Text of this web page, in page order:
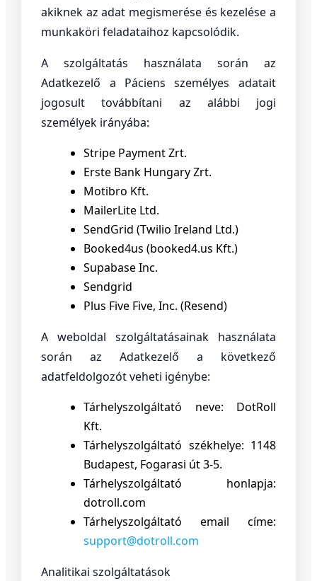
akiknek az adat megismerése és kezelése a
munkaköri feladataihoz kapcsolódik.
A szolgáltatás használata során az
Adatkezelő a Páciens személyes adatait
jogosult továbbítani az alábbi jogi
személyek irányába:
Stripe Payment Zrt.
Erste Bank Hungary Zrt.
Motibro Kft.
MailerLite Ltd.
SendGrid (Twilio Ireland Ltd.)
Booked4us (booked4.us Kft.)
Supabase Inc.
Sendgrid
Plus Five Five, Inc. (Resend)
A weboldal szolgáltatásainak használata
során az Adatkezelő a következő
adatfeldolgozót veheti igénybe:
Tárhelyszolgáltató neve: DotRoll
Kft.
Tárhelyszolgáltató székhelye: 1148
Budapest, Fogarasi út 3-5.
Tárhelyszolgáltató honlapja:
dotroll.com
Tárhelyszolgáltató email címe:
support@dotroll.com
Analitikai szolgáltatások